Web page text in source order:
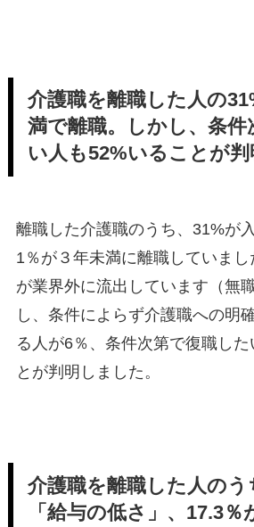
介護職を離職した人の
満で離職。しかし、条件
い人も52%いることが判
離職した介護職のうち、31%が
1％が３年未満に離職していま
が業界外に流出しています（無
し、条件によらず介護職への明
る人が6％、条件次第で復職し
とが判明しました。
介護職を離職した人のう
「給与の低さ」、17.3